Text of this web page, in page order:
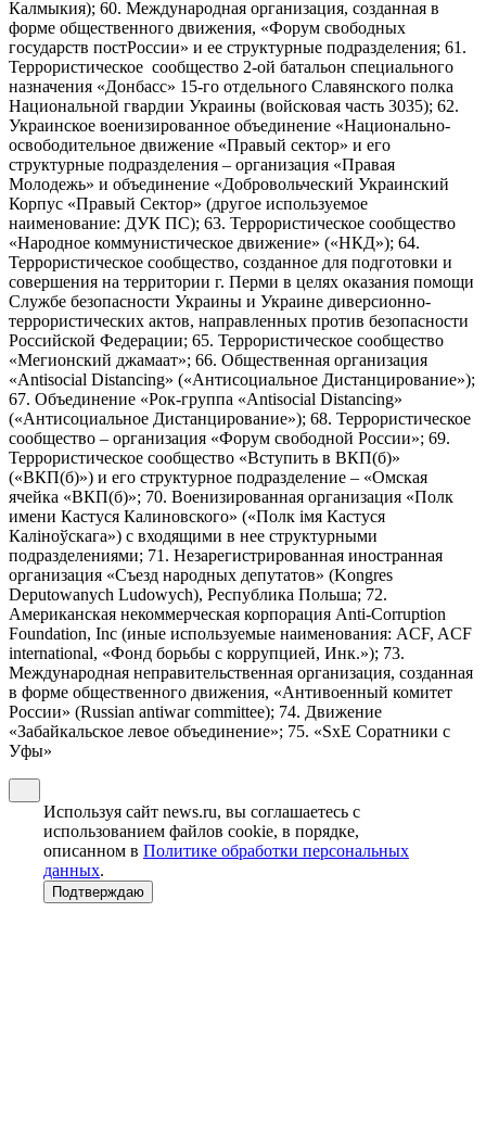
Калмыкия); 60. Международная организация, созданная в
форме общественного движения, «Форум свободных
государств постРоссии» и ее структурные подразделения; 61.
Террористическое сообщество 2-ой батальон специального
назначения «Донбасс» 15-го отдельного Славянского полка
Национальной гвардии Украины (войсковая часть 3035); 62.
Украинское военизированное объединение «Национально-
освободительное движение «Правый сектор» и его
структурные подразделения – организация «Правая
Молодежь» и объединение «Добровольческий Украинский
Корпус «Правый Сектор» (другое используемое
наименование: ДУК ПС); 63. Террористическое сообщество
«Народное коммунистическое движение» («НКД»); 64.
Террористическое сообщество, созданное для подготовки и
совершения на территории г. Перми в целях оказания помощи
Службе безопасности Украины и Украине диверсионно-
террористических актов, направленных против безопасности
Российской Федерации; 65. Террористическое сообщество
«Мегионский джамаат»; 66. Общественная организация
«Antisocial Distancing» («Антисоциальное Дистанцирование»);
67. Объединение «Рок-группа «Antisocial Distancing»
(«Антисоциальное Дистанцирование»); 68. Террористическое
сообщество – организация «Форум свободной России»; 69.
Террористическое сообщество «Вступить в ВКП(б)»
(«ВКП(б)») и его структурное подразделение – «Омская
ячейка «ВКП(б)»; 70. Военизированная организация «Полк
имени Кастуся Калиновского» («Полк iмя Кастуся
Калiноўскага») с входящими в нее структурными
подразделениями; 71. Незарегистрированная иностранная
организация «Съезд народных депутатов» (Kongres
Deputowanych Ludowych), Республика Польша; 72.
Американская некоммерческая корпорация Anti-Corruption
Foundation, Inc (иные используемые наименования: ACF, ACF
international, «Фонд борьбы с коррупцией, Инк.»); 73.
Международная неправительственная организация, созданная
в форме общественного движения, «Антивоенный комитет
России» (Russian antiwar committee); 74. Движение
«Забайкальское левое объединение»; 75. «SxE Соратники с
Уфы»
Используя сайт news.ru, вы соглашаетесь с
использованием файлов cookie, в порядке,
описанном в Политике обработки персональных
данных.
Подтверждаю